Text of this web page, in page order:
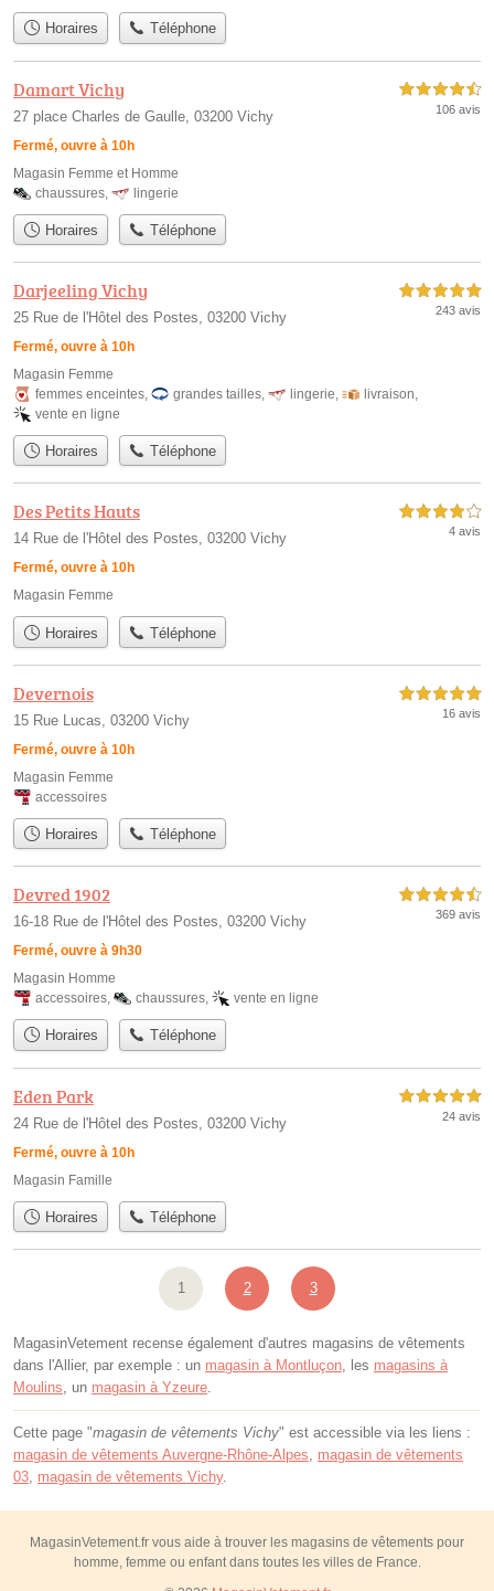
Horaires Téléphone
Damart Vichy
27 place Charles de Gaulle, 03200 Vichy
Fermé, ouvre à 10h
4,5 étoiles sur 5
106 avis
Magasin Femme et Homme
chaussures
lingerie
Horaires Téléphone
Darjeeling Vichy
25 Rue de l'Hôtel des Postes, 03200 Vichy
Fermé, ouvre à 10h
5,0 étoiles sur 5
243 avis
Magasin Femme
femmes enceintes, grandes tailles, lingerie, livraison,
vente en ligne
Horaires Téléphone
Des Petits Hauts
14 Rue de l'Hôtel des Postes, 03200 Vichy
Fermé, ouvre à 10h
4,0 étoiles sur 5
4 avis
Magasin Femme
Horaires Téléphone
Devernois
15 Rue Lucas, 03200 Vichy
Fermé, ouvre à 10h
5,0 étoiles sur 5
16 avis
Magasin Femme
accessoires
Horaires Téléphone
Devred 1902
16-18 Rue de l'Hôtel des Postes, 03200 Vichy
Fermé, ouvre à 9h30
4,5 étoiles sur 5
369 avis
Magasin Homme
accessoires, chaussures, vente en ligne
Horaires Téléphone
Eden Park
24 Rue de l'Hôtel des Postes, 03200 Vichy
Fermé, ouvre à 10h
5,0 étoiles sur 5
24 avis
Magasin Famille
Horaires Téléphone
1 2 3
MagasinVetement recense également d'autres magasins de vêtements
dans l'Allier, par exemple : un magasin à Montluçon , les magasins à
Moulins , un magasin à Yzeure
Cette page "magasin de vêtements Vichy" est accessible via les liens :
magasin de vêtements Auvergne-Rhône-Alpes
magasin de vêtements
03 magasin de vêtements Vichy.
MagasinVetement.fr vous aide à trouver les magasins de vêtements pour
homme, femme ou enfant dans toutes les villes de France.